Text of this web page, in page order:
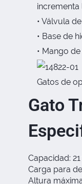
incrementa
• Válvula
• Base de
• Mango
Gatos de
Gato
Capacidad:
Carga para
Altura